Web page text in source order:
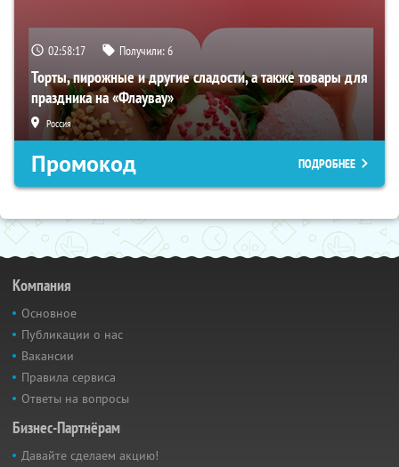
02:58:16 Получили:6
Торты, пирожные и другие сладости, а также товары для
праздника на «Флаувау»
Россия
Промокод ПОДРОБНЕЕ
Компания
Основное
Публикации о нас
Вакансии
Правила сервиса
Ответы на вопросы
Бизнес-Партнёрам
Давайте сделаем акцию!